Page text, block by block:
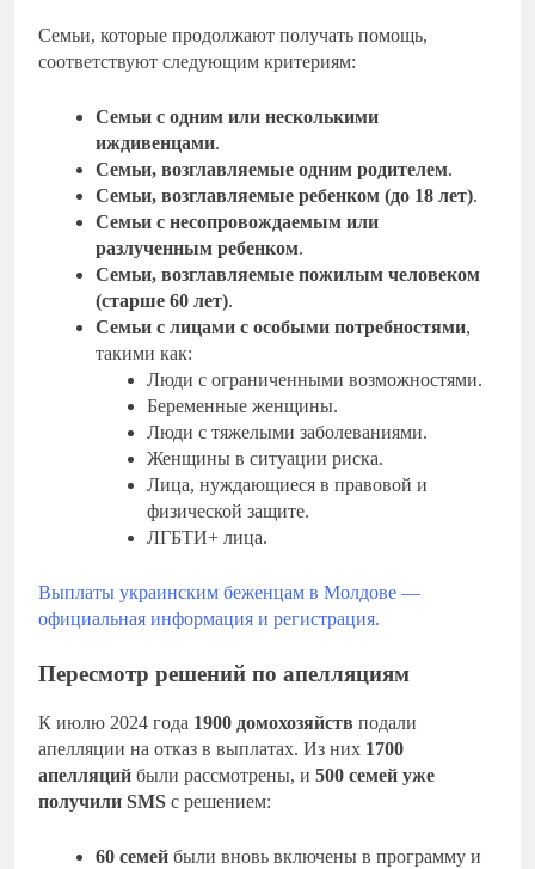
Семьи, которые продолжают получать помощь,
соответствуют следующим критериям:
Семьи с одним или несколькими
иждивенцами.
Семьи, возглавляемые одним родителем.
Семьи, возглавляемые ребенком (до 18 лет).
Семьи с несопровождаемым или
разлученным ребенком.
Семьи, возглавляемые пожилым человеком
(старше 60 лет).
Семьи с лицами с особыми потребностями,
такими как:
Люди с ограниченными возможностями.
Беременные женщины.
Люди с тяжелыми заболеваниями.
Женщины в ситуации риска.
Лица, нуждающиеся в правовой и
физической защите.
ЛГБТИ+ лица.
Выплаты украинским беженцам в Молдове —
официальная информация и регистрация.
Пересмотр решений по апелляциям
К июлю 2024 года 1900 домохозяйств подали
апелляции на отказ в выплатах. Из них 1700
апелляций были рассмотрены, и 500 семей уже
получили SMS с решением:
60 семей были вновь включены в программу и